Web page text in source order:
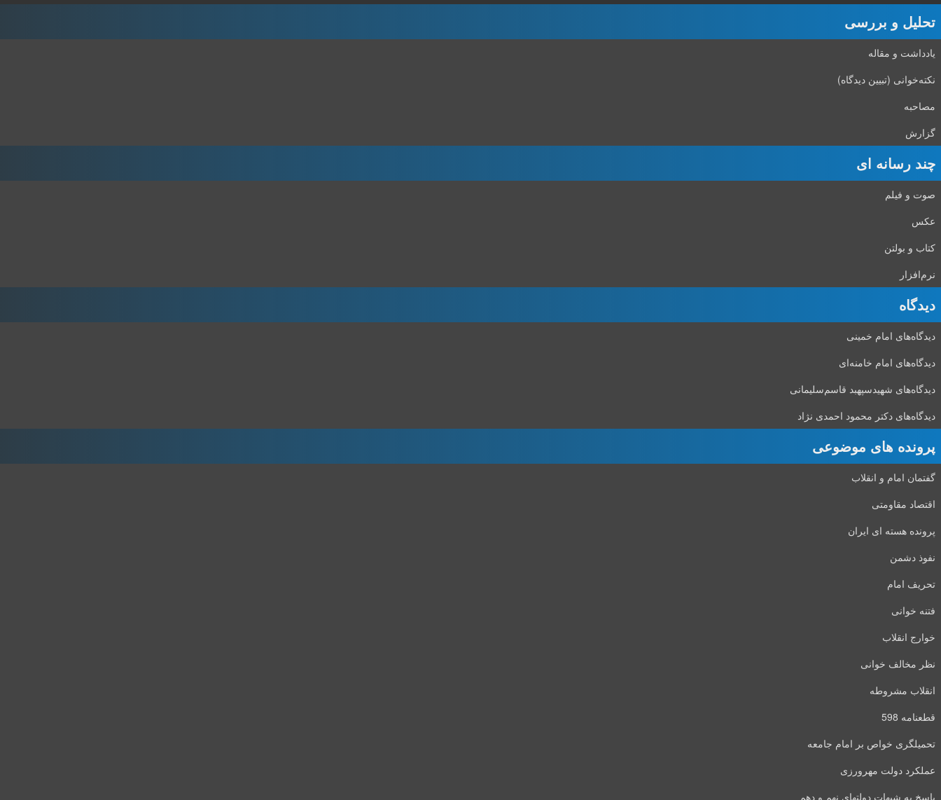
تحلیل و بررسی
یادداشت و مقاله
نکته‌خوانی (تبیین دیدگاه)
مصاحبه
گزارش
چند رسانه ای
صوت و فیلم
عکس
کتاب و بولتن
نرم‌افزار
دیدگاه‌
دیدگاه‌های امام خمینی
دیدگاه‌های امام خامنه‌ای
دیدگاه‌های شهید‌سپهبد قاسم‌سلیمانی
دیدگاه‌های دکتر محمود احمدی نژاد
پرونده های موضوعی
گفتمان امام و انقلاب
اقتصاد مقاومتی
پرونده هسته ای ایران
نفوذ دشمن
تحریف امام
فتنه خوانی
خوارج انقلاب
نظر مخالف خوانی
انقلاب مشروطه
قطعنامه 598
تحمیلگری خواص بر امام جامعه
عملکرد دولت مهرورزی
پاسخ به شبهات دولتهای نهم و دهم